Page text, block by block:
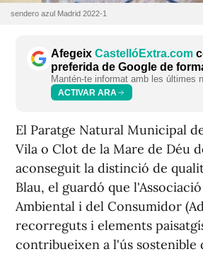
sendero azul Madrid 2022-1
Afegeix CastellóExtra.com
preferida de Google de
Mantén-te informat amb les últimes
ACTIVAR ARA
El Paratge Natural Municipal
Vila o Clot de la Mare de Déu
aconseguit la distinció de
Blau, el guardó que
Ambiental i del Consumidor
recorreguts i elements
contribueixen a l'ús sostenible